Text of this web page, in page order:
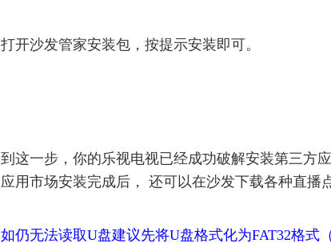
打开沙发管家安装包，按提示安装即可。
到这一步，你的乐视电视已经成功破解安装第三方
应用市场安装完成后， 还可以在沙发下载各种直播
如仍无法读取U盘建议先将U盘格式化为FAT32格式